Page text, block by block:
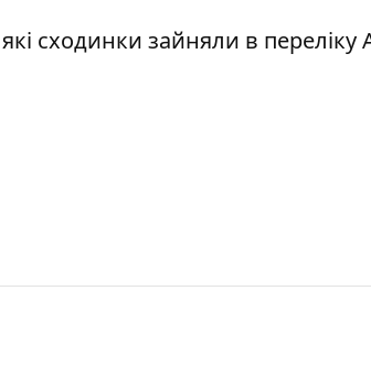
сходинки зайняли в переліку